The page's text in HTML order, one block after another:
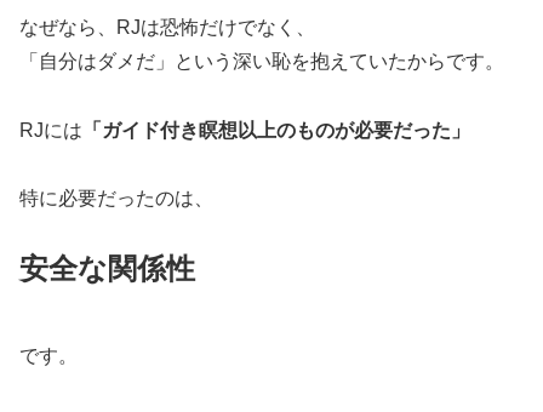
なぜなら、RJは恐怖だけでなく、
「自分はダメだ」という深い恥を抱えていたからです。
RJには 「ガイド付き瞑想以上のものが必要だった」
特に必要だったのは、
安全な関係性
です。